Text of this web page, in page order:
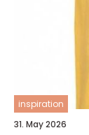
inspiration
31. May 2026